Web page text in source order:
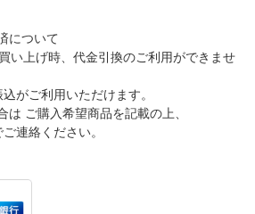
について
い上げ時、代金引換のご利用ができませ
がご利用いただけます。
は ご購入希望商品を記載の上、
ご連絡ください。